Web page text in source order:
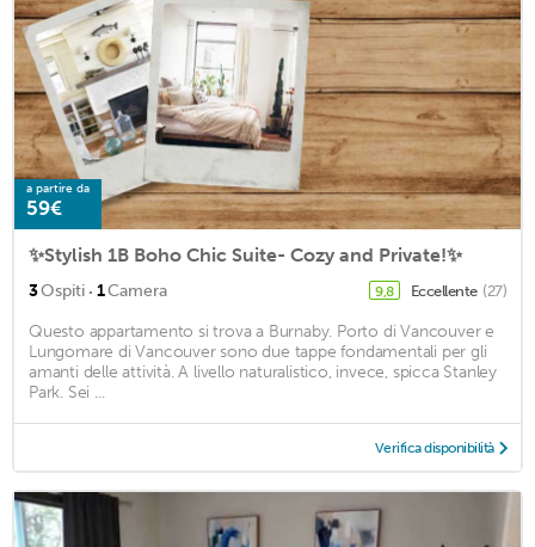
a partire da
59€
✨Stylish 1B Boho Chic Suite- Cozy and Private!✨
3Ospiti · 1Camera 9,8 Eccellente (27)
Questo appartamento si trova a Burnaby. Porto di Vancouver e
Lungomare di Vancouver sono due tappe fondamentali per gli
amanti delle attività. A livello naturalistico, invece, spicca Stanley
Park. Sei ...
Verifica disponibilità